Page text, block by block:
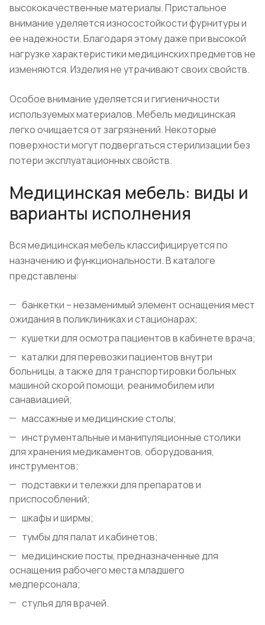
высококачественные материалы. Пристальное
внимание уделяется износостойкости фурнитуры и
ее надежности. Благодаря этому даже при высокой
нагрузке характеристики медицинских предметов не
изменяются. Изделия не утрачивают своих свойств.
Особое внимание уделяется и гигиеничности
используемых материалов. Мебель медицинская
легко очищается от загрязнений. Некоторые
поверхности могут подвергаться стерилизации без
потери эксплуатационных свойств.
Медицинская мебель: виды и
варианты исполнения
Вся медицинская мебель классифицируется по
назначению и функциональности. В каталоге
представлены:
банкетки – незаменимый элемент оснащения мест
ожидания в поликлиниках и стационарах;
кушетки для осмотра пациентов в кабинете врача;
каталки для перевозки пациентов внутри
больницы, а также для транспортировки больных
машиной скорой помощи, реанимобилем или
санавиацией;
массажные и медицинские столы;
инструментальные и манипуляционные столики
для хранения медикаментов, оборудования,
инструментов;
подставки и тележки для препаратов и
приспособлений;
шкафы и ширмы;
тумбы для палат и кабинетов;
медицинские посты, предназначенные для
оснащения рабочего места младшего
медперсонала;
стулья для врачей.